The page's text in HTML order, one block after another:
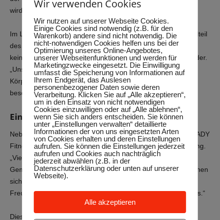
wird“.
Im LADY Fitness Oldenburg hat man dies als festen Bestandteil
des Konzepts verinnerlicht. Rehasport und Krafttraining sind
keine getrennten Einheiten, sondern greifen nahtlos ineinander.
„Unser Ziel ist es, dass jede Frau, die zu uns kommt, ihren
Körper stärkt und in die Lage versetzt wird, ein aktives,
beschwerdefreies Leben zu führen“, betont Birgit Lindstedt.
Ein soziales Umfeld, das stärkt
Neben den körperlichen Aspekten bietet der Rehasport im LADY
Fitness Oldenburg auch einen Raum für soziale Unterstützung.
„Viele unserer Teilnehmerinnen fühlen sich durch die
Gemeinschaft gestärkt“, berichtet Birgit Lindstedt. „Sie tauschen
sich aus, motivieren sich gegenseitig und bilden
Freundschaften. Das ist ein oft unterschätzter Teil des Erfolgs.“
Diese Gemeinschaft, gepaart mit einem strukturierten
Wir verwenden Cookies
Wir nutzen auf unserer Webseite Cookies.
Einige Cookies sind notwendig (z.B. für den
Warenkorb) andere sind nicht notwendig. Die
nicht-notwendigen Cookies helfen uns bei der
Optimierung unseres Online-Angebotes,
unserer Webseitenfunktionen und werden für
Marketingzwecke eingesetzt. Die Einwilligung
umfasst die Speicherung von Informationen auf
Ihrem Endgerät, das Auslesen
personenbezogener Daten sowie deren
Verarbeitung. Klicken Sie auf „Alle akzeptieren“,
um in den Einsatz von nicht notwendigen
Cookies einzuwilligen oder auf „Alle ablehnen“,
wenn Sie sich anders entscheiden. Sie können
unter „Einstellungen verwalten“ detaillierte
Informationen der von uns eingesetzten Arten
von Cookies erhalten und deren Einstellungen
aufrufen. Sie können die Einstellungen jederzeit
aufrufen und Cookies auch nachträglich
jederzeit abwählen (z.B. in der
Datenschutzerklärung oder unten auf unserer
Webseite).
Alle akzeptieren